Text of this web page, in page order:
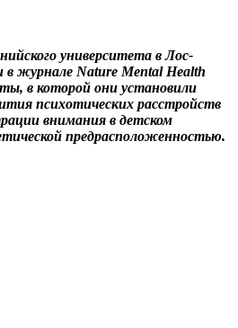
университета в Лос-
в журнале Nature Mental Health
в которой они установили
психотических расстройств
внимания в детском
предрасположенностью.